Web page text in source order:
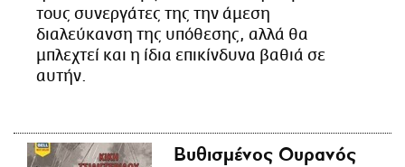
τους συνεργάτες της την άμεση
διαλεύκανση της υπόθεσης, αλλά θα
μπλεχτεί και η ίδια επικίνδυνα βαθιά σε
αυτήν.
Βυθισμένος Ουρανός